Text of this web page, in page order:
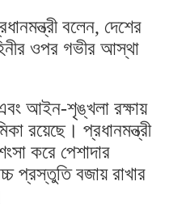
বলেন, দেশের
ওপর গভীর আস্থা
আইন-শৃঙ্খলা রক্ষায়
রয়েছে। প্রধানমন্ত্রী
করে পেশাদার
প্রস্তুতি বজায় রাখার